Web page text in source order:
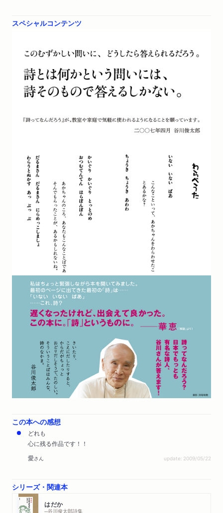
スペシャルコンテンツ
この本への感想
どれも
心に残る作品です！！
愛さん update: 2009/05/22
シリーズ・関連本
はだか
─谷川俊太郎詩集